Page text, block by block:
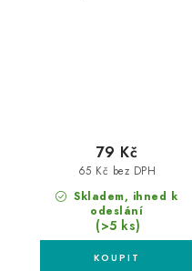
Skladem, ihned k
odeslání
(>5 ks)
65 Kč bez DPH
79 Kč